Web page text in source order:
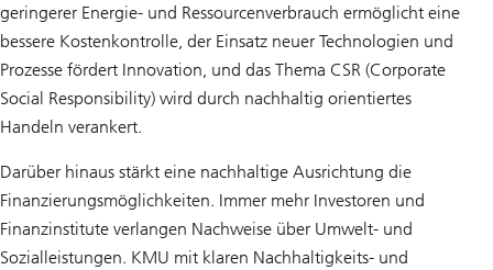
geringerer Energie- und Ressourcenverbrauch ermöglicht eine
bessere Kostenkontrolle, der Einsatz neuer Technologien und
Prozesse fördert Innovation, und das Thema CSR (Corporate
Social Responsibility) wird durch nachhaltig orientiertes
Handeln verankert.
Darüber hinaus stärkt eine nachhaltige Ausrichtung die
Finanzierungsmöglichkeiten. Immer mehr Investoren und
Finanzinstitute verlangen Nachweise über Umwelt- und
Sozialleistungen. KMU mit klaren Nachhaltigkeits- und